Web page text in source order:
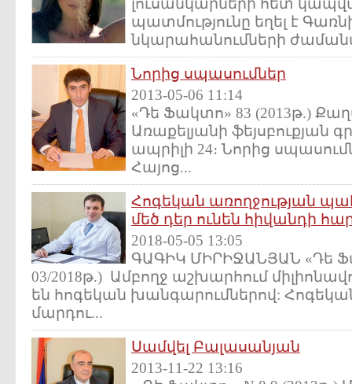
լուսանկարների հետ
պատմությունը եղել է
նկարահանումների
Նորից սպասումներ
2013-05-06 11:14
«Դե Ֆակտո» 83 (2013թ.)
Առաքելյանի ֆեյսբուքյան
ապրիլի 24։ Նորից
Հայոց...
Հոգեկան առողջության
մեծ դեր ունեն հիվանդի
2018-05-05 13:05
ԳԱԳԻԿ ՄԻՐԻՋԱՆՅԱՆ «Դե
03/2018թ.) Ամբողջ աշխարհում
են հոգեկան խանգարումներով:
մարդու...
Սամվել Բալասանյան
2013-11-22 13:16